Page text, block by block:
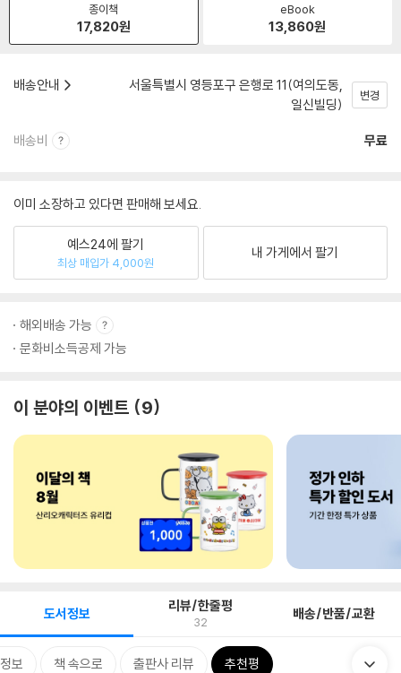
종이책
17,820원
eBook
13,860원
배송안내
서울특별시 영등포구 은행로 11(여의도동,
일신빌딩)
변경
배송비 무료
이미 소장하고 있다면 판매해 보세요.
예스24에 팔기
최상 매입가 4,000원
내 가게에서 팔기
해외배송 가능
문화비소득공제 가능
이 분야의 이벤트 9
도서정보 리뷰/한줄평
32 배송/반품/교환
보 책 속으로 출판사 리뷰 추천평